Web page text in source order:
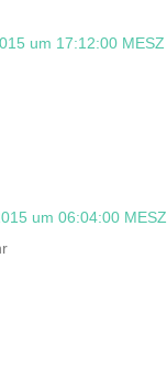
um 17:12:00 MESZ
um 06:04:00 MESZ